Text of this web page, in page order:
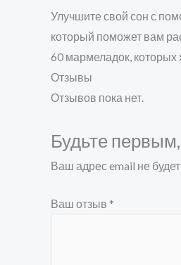
Улучшите свой сон с
который поможет вам
60 мармеладок, которых
Отзывы
Отзывов пока нет.
Будьте
Ваш адрес email не
Ваш отзыв *